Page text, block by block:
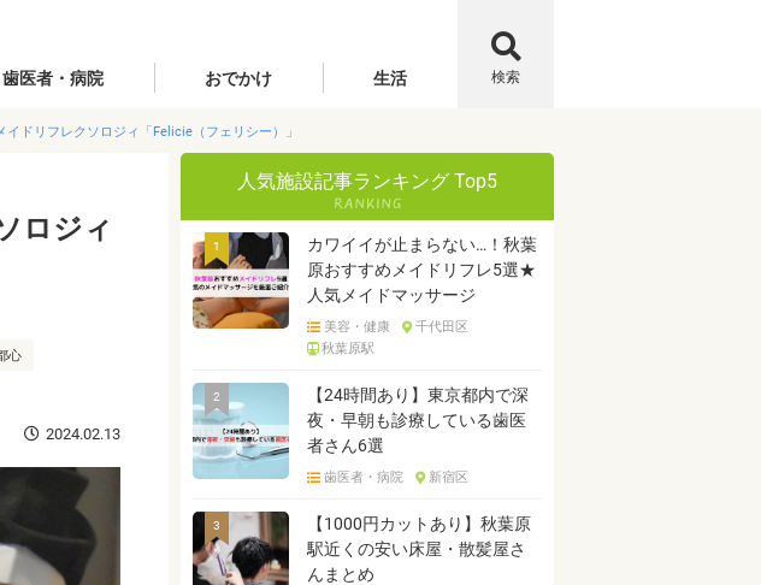
歯医者・病院 おでかけ 生活 検索
イドリフレクソロジィ「Felicie（フェリシー）」
ロジィ
心
2024.02.13
人気施設記事ランキング Top5
1
カワイイが止まらない…！秋葉
原おすすめメイドリフレ5選★
人気メイドマッサージ
美容・健康
千代田区
秋葉原駅
2
【24時間あり】東京都内で深
夜・早朝も診療している歯医
者さん6選
歯医者・病院 新宿区
3
【1000円カットあり】秋葉原
駅近くの安い床屋・散髪屋さ
んまとめ